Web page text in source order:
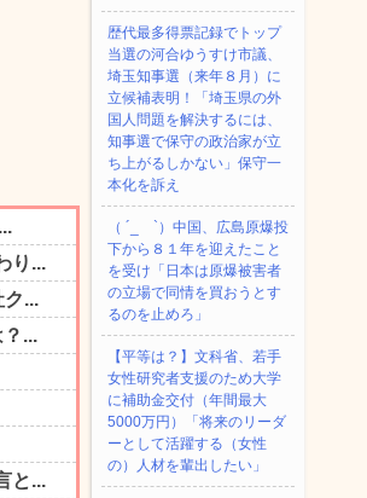
歴代最多得票記録でトップ
当選の河合ゆうすけ市議、
埼玉知事選（来年８月）に
立候補表明！「埼玉県の外
国人問題を解決するには、
知事選で保守の政治家が立
ち上がるしかない」保守一
本化を訴え
（ ´_ゝ`）中国、広島原爆投
下から８１年を迎えたこと
を受け「日本は原爆被害者
の立場で同情を買おうとす
るのを止めろ」
【平等は？】文科省、若手
女性研究者支援のため大学
に補助金交付（年間最大
5000万円）「将来のリーダ
ーとして活躍する（女性
の）人材を輩出したい」